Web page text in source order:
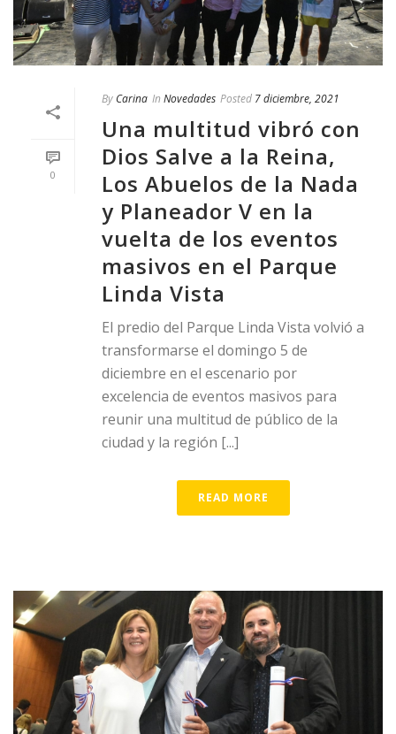
0
By Carina In Novedades Posted 7 diciembre, 2021
Una multitud vibró con
Dios Salve a la Reina,
Los Abuelos de la Nada
y Planeador V en la
vuelta de los eventos
masivos en el Parque
Linda Vista
El predio del Parque Linda Vista volvió a
transformarse el domingo 5 de
diciembre en el escenario por
excelencia de eventos masivos para
reunir una multitud de público de la
ciudad y la región [...]
READ MORE